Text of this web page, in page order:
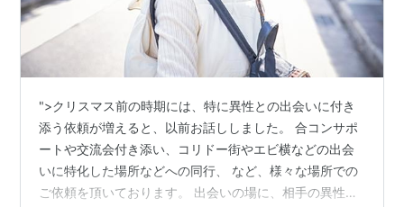
">クリスマス前の時期には、特に異性との出会いに付き
添う依頼が増えると、以前お話ししました。 合コンサポ
ートや交流会付き添い、コリドー街やエビ横などの出会
いに特化した場所などへの同行、 など、様々な場所での
ご依頼を頂いております。 出会いの場に、相手の異性